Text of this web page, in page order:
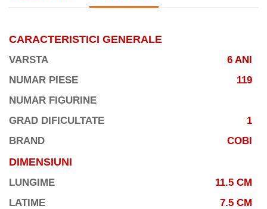
CARACTERISTICI GENERALE
VARSTA
6 ANI
NUMAR PIESE
119
NUMAR FIGURINE
GRAD DIFICULTATE
1
BRAND
COBI
DIMENSIUNI
LUNGIME
11.5 CM
LATIME
7.5 CM